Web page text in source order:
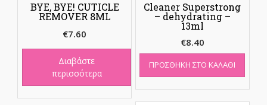
BYE, BYE! CUTICLE
REMOVER 8ML
€7.60
Διαβάστε
περισσότερα
Cleaner Superstrong
– dehydrating –
13ml
€8.40
ΠΡΟΣΘΉΚΗ ΣΤΟ ΚΑΛΆΘΙ